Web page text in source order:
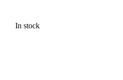
In stock